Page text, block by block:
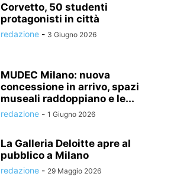
Corvetto, 50 studenti
protagonisti in città
redazione - 3 Giugno 2026
MUDEC Milano: nuova
concessione in arrivo, spazi
museali raddoppiano e le...
redazione - 1 Giugno 2026
La Galleria Deloitte apre al
pubblico a Milano
redazione - 29 Maggio 2026